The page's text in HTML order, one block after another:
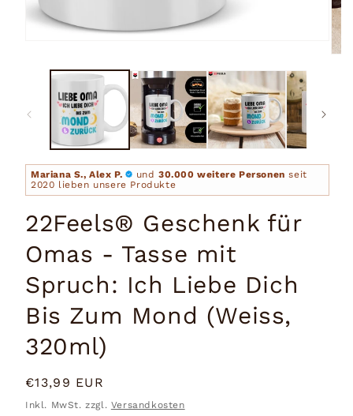
Modal
Mariana S., Alex P. und 30.000 weitere Personen seit
2020 lieben unsere Produkte
22Feels® Geschenk für
Omas - Tasse mit
Spruch: Ich Liebe Dich
Bis Zum Mond (Weiss,
320ml)
Normaler
Preis
€13,99 EUR
Inkl. MwSt. zzgl. Versandkosten